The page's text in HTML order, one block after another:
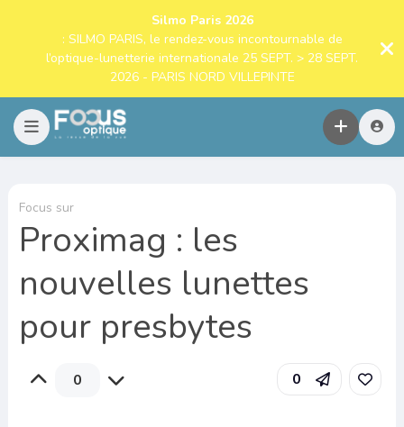
Silmo Paris 2026
: SILMO PARIS, le rendez-vous incontournable de
l’optique-lunetterie internationale 25 SEPT. > 28 SEPT.
2026 - PARIS NORD VILLEPINTE
Focus sur
Proximag : les
nouvelles lunettes
pour presbytes
0 0